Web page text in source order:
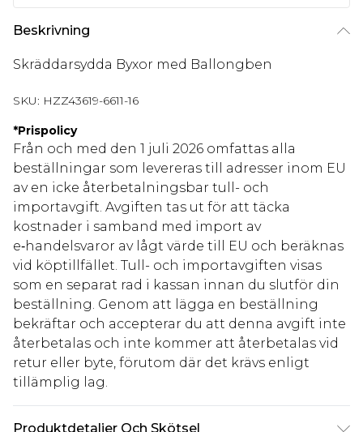
Beskrivning
Skräddarsydda Byxor med Ballongben
SKU: HZZ43619-6611-16
*Prispolicy
Från och med den 1 juli 2026 omfattas alla
beställningar som levereras till adresser inom EU
av en icke återbetalningsbar tull- och
importavgift. Avgiften tas ut för att täcka
kostnader i samband med import av
e‑handelsvaror av lågt värde till EU och beräknas
vid köptillfället. Tull- och importavgiften visas
som en separat rad i kassan innan du slutför din
beställning. Genom att lägga en beställning
bekräftar och accepterar du att denna avgift inte
återbetalas och inte kommer att återbetalas vid
retur eller byte, förutom där det krävs enligt
tillämplig lag.
Produktdetaljer Och Skötsel